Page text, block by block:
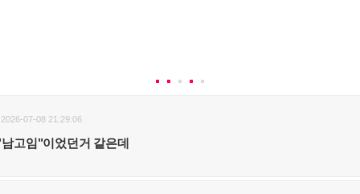
2026-07-08 21:29:06
고임"이었던거 같은데